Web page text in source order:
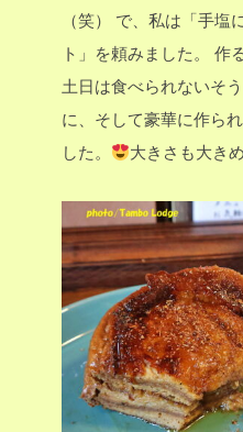
（笑）
で、私は「手塩
ト」を頼みました。
作
土日は食べられないそう
に、そして豪華に作ら
した。
大きさも大き